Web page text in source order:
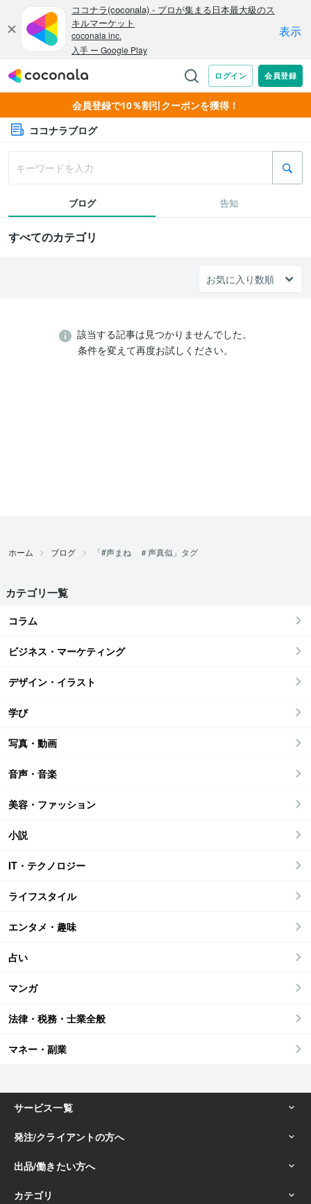
会員登録で10％割引クーポンを獲得！
ココナラブログ
ブログ 告知
すべてのカテゴリ
該当する記事は見つかりませんでした。
条件を変えて再度お試しください。
ホーム ブログ 「#声まね ＃声真似」タグ
カテゴリ一覧
コラム
ビジネス・マーケティング
デザイン・イラスト
学び
写真・動画
音声・音楽
美容・ファッション
小説
IT・テクノロジー
ライフスタイル
エンタメ・趣味
占い
マンガ
法律・税務・士業全般
マネー・副業